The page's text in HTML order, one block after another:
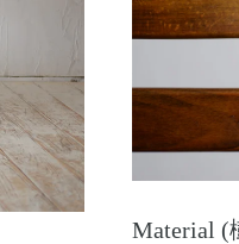
Material (